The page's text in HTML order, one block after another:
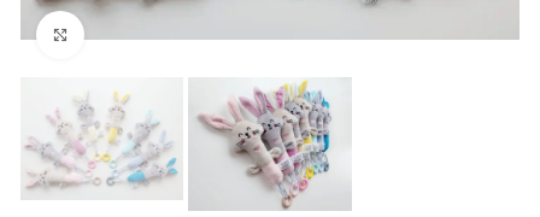
Padidinti